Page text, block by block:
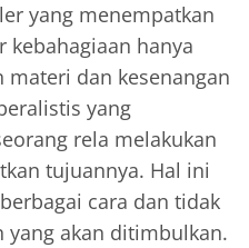
yang menempatkan
hanya
dan kesenangan
yang
rela melakukan
tujuannya. Hal ini
cara dan tidak
akan ditimbulkan.